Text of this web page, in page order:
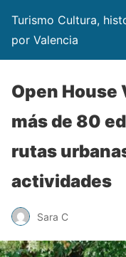
Turismo Cultura,
por Valencia
Open House
más de 80
rutas
actividades
Sara C